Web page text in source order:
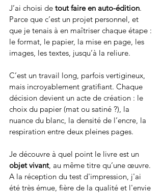
J’ai choisi de tout faire en auto-édition.
Parce que c’est un projet personnel, et
que je tenais à en maîtriser chaque étape :
le format, le papier, la mise en page, les
images, les textes, jusqu’à la reliure.
C’est un travail long, parfois vertigineux,
mais incroyablement gratifiant. Chaque
décision devient un acte de création : le
choix du papier (mat ou satiné ?), la
nuance du blanc, la densité de l’encre, la
respiration entre deux pleines pages.
Je découvre à quel point le livre est un
objet vivant, au même titre qu’une œuvre.
A la réception du test d'impression, j'ai
été très émue, fière de la qualité et l'envie